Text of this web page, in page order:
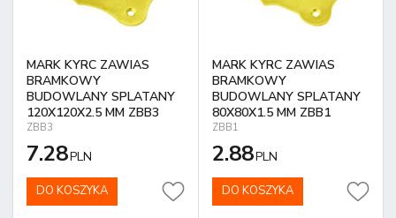
MARK KYRC ZAWIAS
BRAMKOWY
BUDOWLANY SPLATANY
120X120X2.5 MM ZBB3
ZBB3
7.28PLN
DO KOSZYKA
MARK KYRC ZAWIAS
BRAMKOWY
BUDOWLANY SPLATANY
80X80X1.5 MM ZBB1
ZBB1
2.88PLN
DO KOSZYKA